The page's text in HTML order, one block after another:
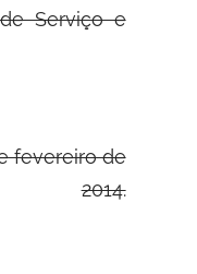
Serviço e
fevereiro de
2014.